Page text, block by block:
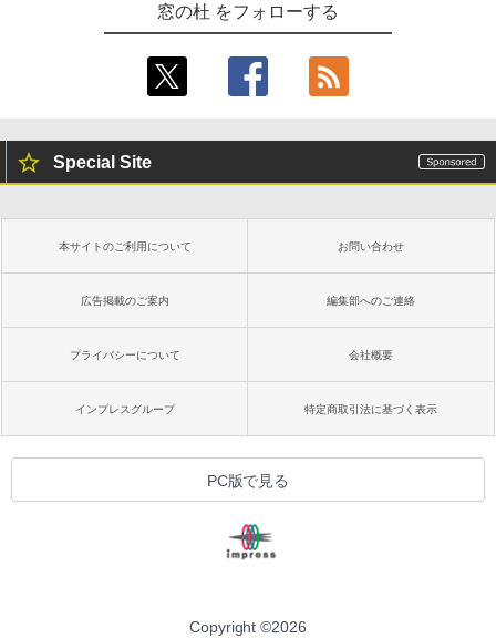
窓の杜 をフォローする
Special Site
本サイトのご利用について お問い合わせ
広告掲載のご案内 編集部へのご連絡
プライバシーについて 会社概要
インプレスグループ 特定商取引法に基づく表示
PC版で見る
Copyright ©2026